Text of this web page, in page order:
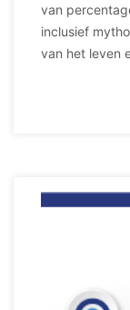
van
inclusief
van het leven